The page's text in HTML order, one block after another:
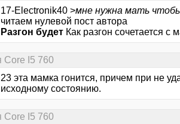
17-Electronik40 >мне нужна мать
читаем нулевой пост автора
Разгон будет Как разгон сочетается
Core I5 760
23 эта мамка гонится, причем при не
исходному состоянию.
Core I5 760